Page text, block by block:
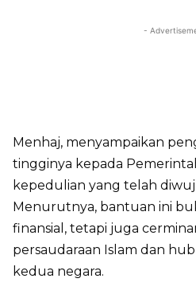
-
Menhaj, menyampaikan
tingginya kepada
kepedulian yang telah
Menurutnya, bantuan ini
finansial, tetapi juga
persaudaraan Islam dan
kedua negara.